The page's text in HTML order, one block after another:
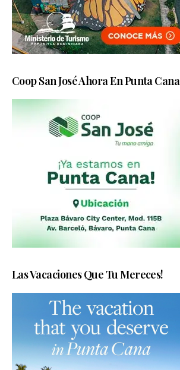
Coop San José Ahora En Punta Cana
Las Vacaciones Que Tu Mereces!